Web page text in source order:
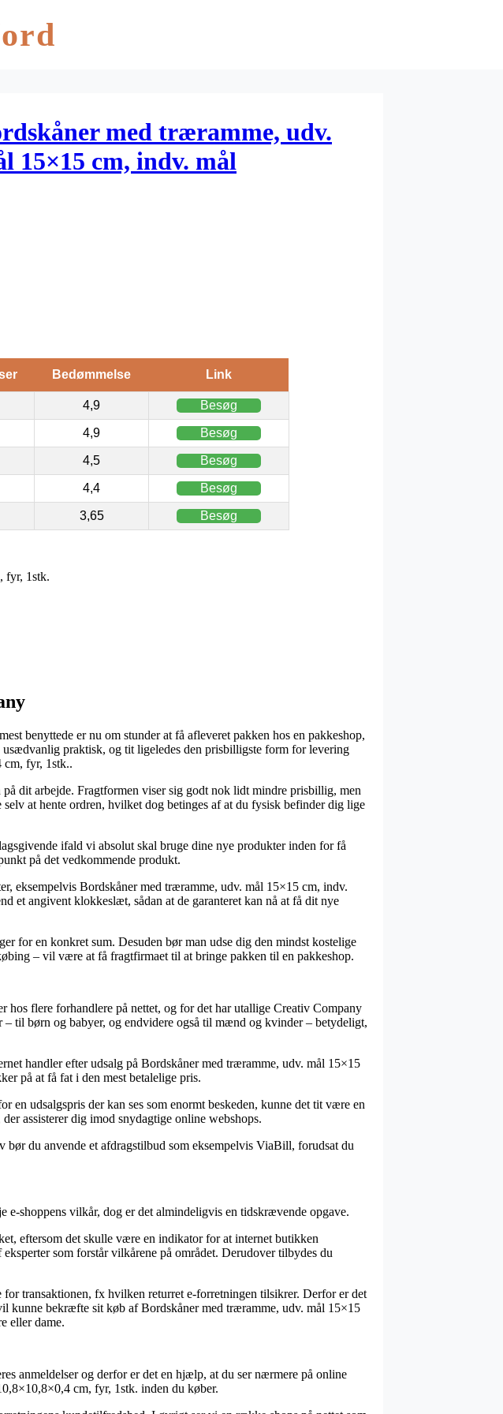
med træramme, udv.
15×15 cm, indv. mål
Bedømmelse Link
4,9 Besøg
4,9 Besøg
4,5 Besøg
4,4 Besøg
3,65 Besøg
fyr, 1stk.
benyttede er nu om stunder at få afleveret pakken hos en pakkeshop,
praktisk, og tit ligeledes den prisbilligste form for levering
cm, fyr, 1stk..
dit arbejde. Fragtformen viser sig godt nok lidt mindre prisbillig, men
at hente ordren, hvilket dog betinges af at du fysisk befinder dig lige
ifald vi absolut skal bruge dine nye produkter inden for få
på det vedkommende produkt.
eksempelvis Bordskåner med træramme, udv. mål 15×15 cm, indv.
et angivent klokkeslæt, sådan at de garanteret kan nå at få dit nye
for en konkret sum. Desuden bør man udse dig den mindst kostelige
– vil være at få fragtfirmaet til at bringe pakken til en pakkeshop.
hos flere forhandlere på nettet, og for det har utallige Creativ Company
til børn og babyer, og endvidere også til mænd og kvinder – betydeligt,
handler efter udsalg på Bordskåner med træramme, udv. mål 15×15
på at få fat i den mest betalelige pris.
udsalgspris der kan ses som enormt beskeden, kunne det tit være en
assisterer dig imod snydagtige online webshops.
du anvende et afdragstilbud som eksempelvis ViaBill, forudsat du
e-shoppens vilkår, dog er det almindeligvis en tidskrævende opgave.
eftersom det skulle være en indikator for at internet butikken
som forstår vilkårene på området. Derudover tilbydes du
transaktionen, fx hvilken returret e-forretningen tilsikrer. Derfor er det
kunne bekræfte sit køb af Bordskåner med træramme, udv. mål 15×15
eller dame.
anmeldelser og derfor er det en hjælp, at du ser nærmere på online
cm, fyr, 1stk. inden du køber.